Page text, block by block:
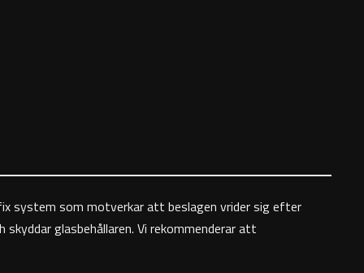
system som motverkar att beslagen vrider sig efter
glasbehållaren. Vi rekommenderar att